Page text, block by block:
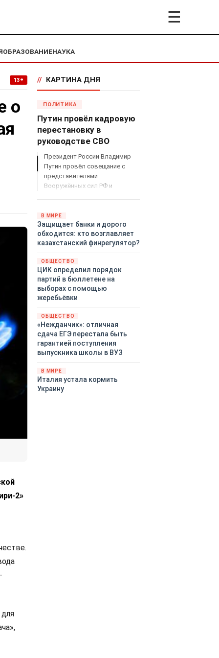
☰
ОБРАЗОВАНИЕНАУКА
13+
о
2»
// КАРТИНА ДНЯ
ПОЛИТИКА
Путин провёл кадровую
перестановку в
руководстве СВО
Президент России Владимир
Путин провёл совещание с
представителями
Вооружённых сил РФ и
руководстве спецоперацией.
В МИРЕ
Защищает банки и дорого
обходится: кто возглавляет
казахстанский финрегулятор?
ОБЩЕСТВО
ЦИК определил порядок
партий в бюллетене на
выборах с помощью
жеребьёвки
ОБЩЕСТВО
«Нежданчик»: отличная
сдача ЕГЭ перестала быть
гарантией поступления
выпускника школы в ВУЗ
В МИРЕ
Италия устала кормить
Украину